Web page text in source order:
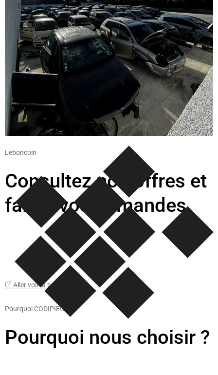
Leboncoin
Consultez nos offres et
faites vos demandes
Aller voir la boutique
Pourquoi CODIPIECE ?
Pourquoi nous choisir ?